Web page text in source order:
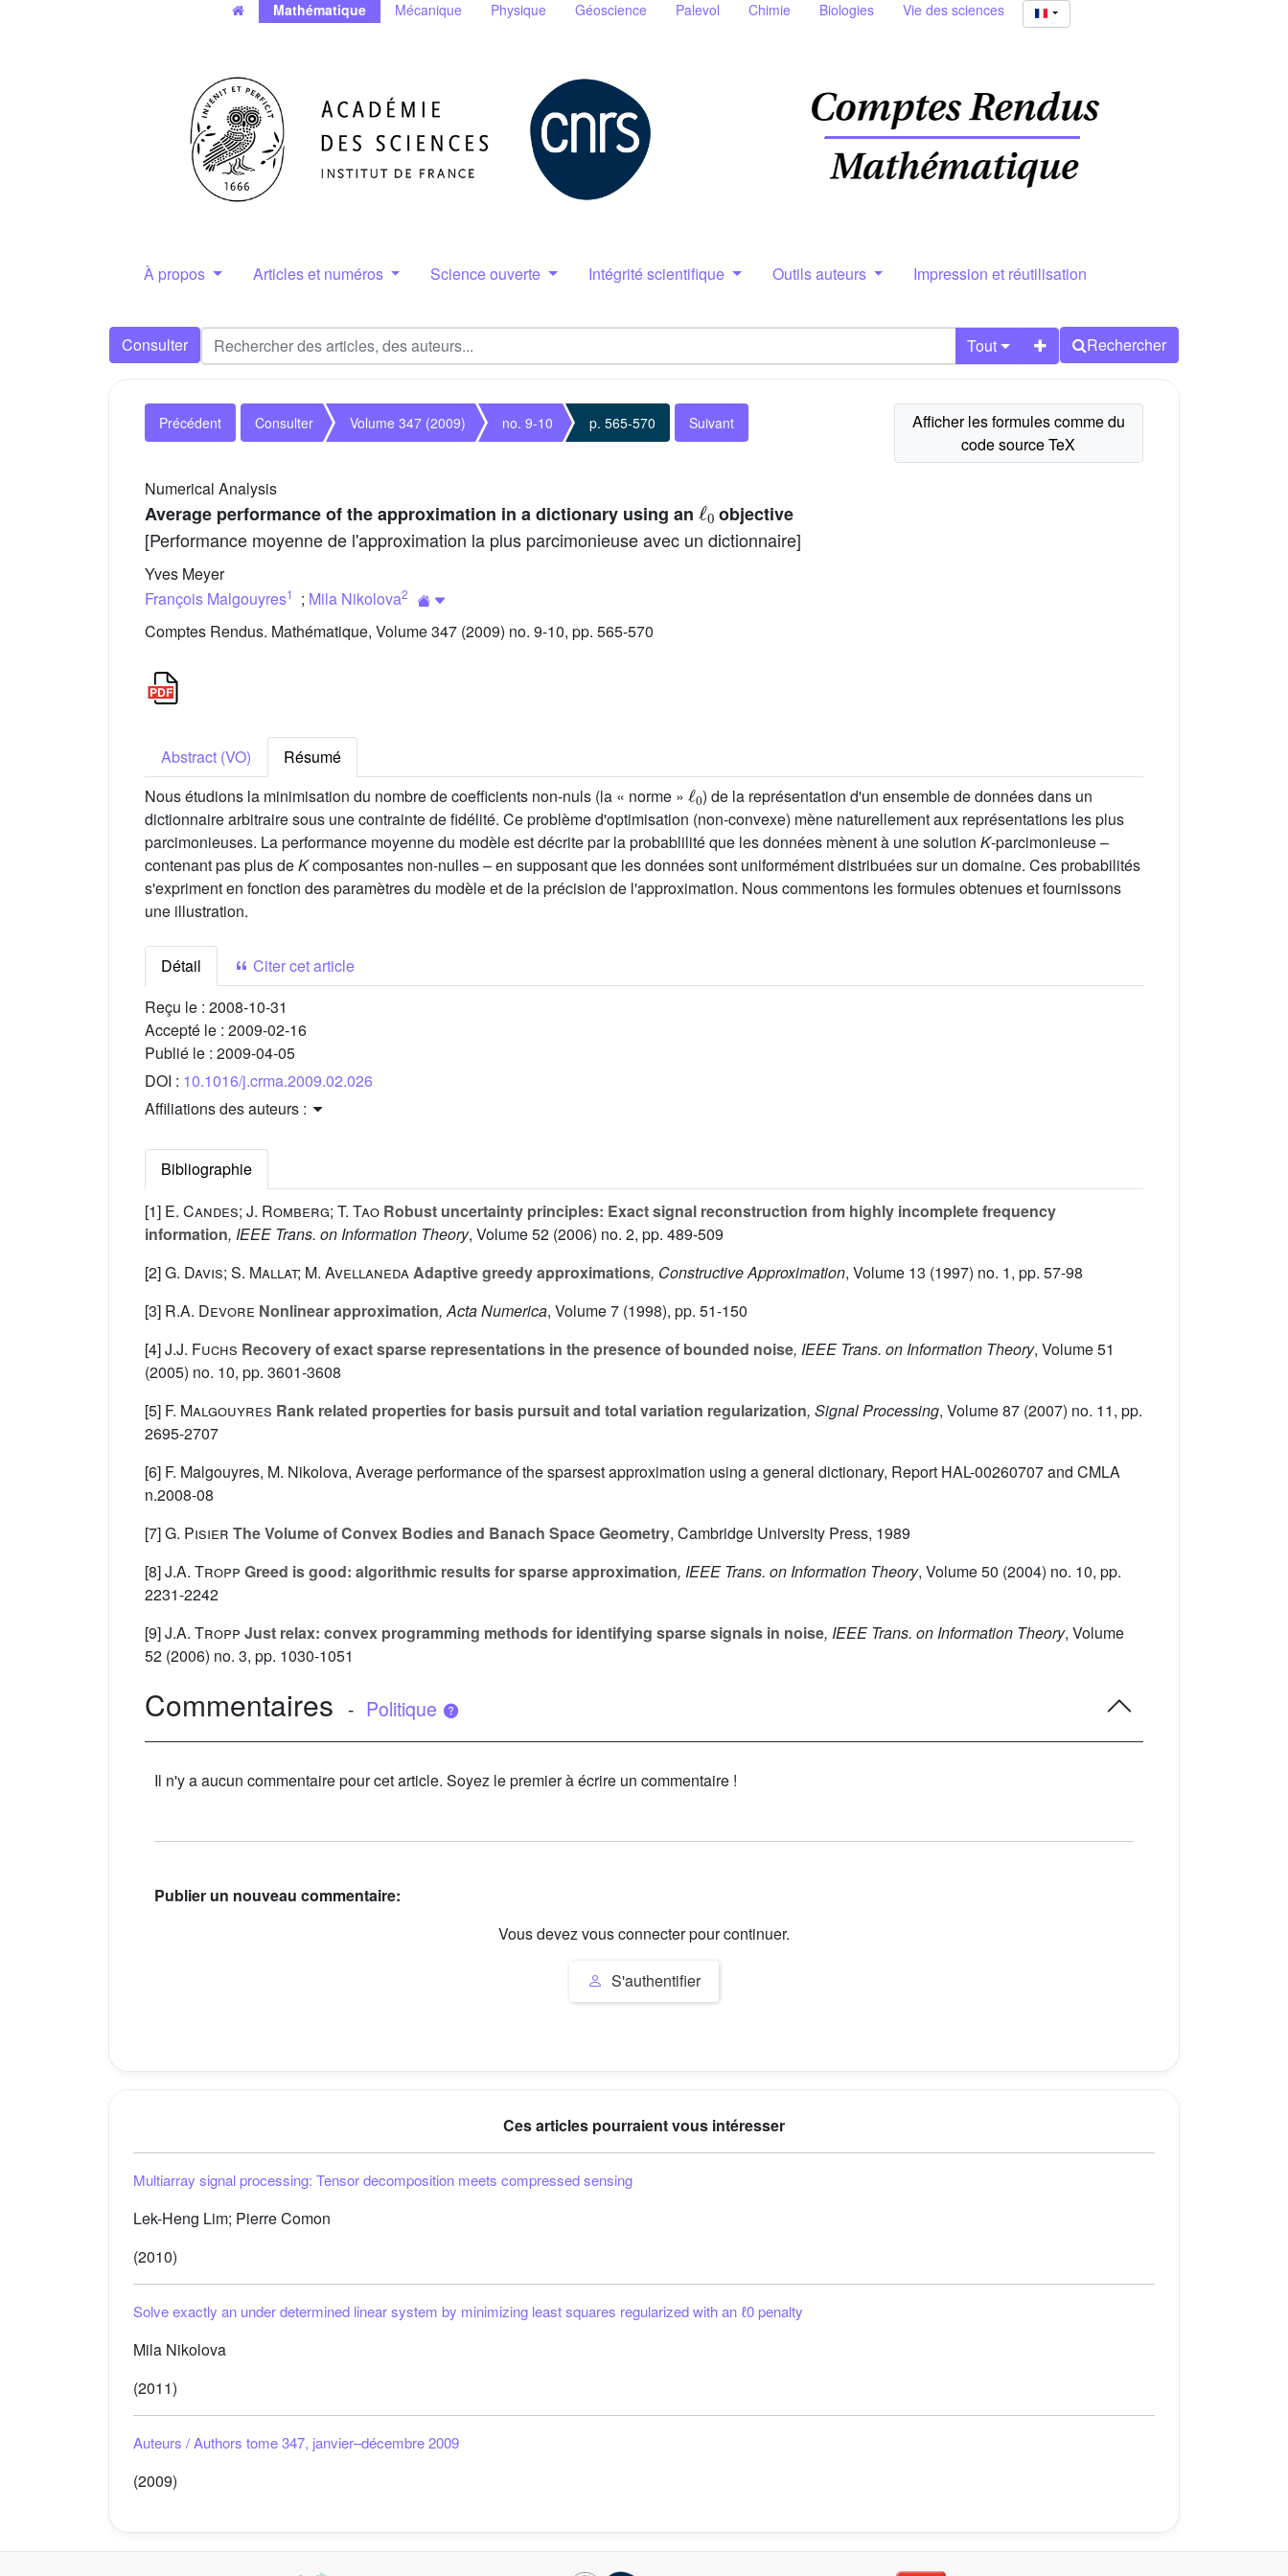
Mathématique Mécanique Physique Géoscience Palevol Chimie Biologies Vie des sciences
À propos Articles et numéros Science ouverte Intégrité scientifique Outils auteurs Impression et réutilisation
Consulter Tout Rechercher
Précédent Consulter Volume 347 (2009) no. 9-10 p. 565-570 Suivant
Numerical Analysis
Average performance of the approximation in a dictionary using an
objective
[Performance moyenne de l'approximation la plus parcimonieuse avec un dictionnaire]
Yves Meyer
François Malgouyres1 ; Mila Nikolova2
Comptes Rendus. Mathématique, Volume 347 (2009) no. 9-10, pp. 565-570
Abstract (VO)
Résumé
Nous étudions la minimisation du nombre de coefficients non-nuls (la « norme »
ℓ0
) de la représentation d'un ensemble de données dans un
dictionnaire arbitraire sous une contrainte de fidélité. Ce problème d'optimisation (non-convexe) mène naturellement aux représentations les plus
parcimonieuses. La performance moyenne du modèle est décrite par la probablilité que les données mènent à une solution K-parcimonieuse –
contenant pas plus deKcomposantes non-nulles – en supposant que les données sont uniformément distribuées sur un domaine. Ces probabilités
s'expriment en fonction des paramètres du modèle et de la précision de l'approximation. Nous commentons les formules obtenues et fournissons
une illustration.
Détail
Citer cet article
Reçu le : 2008-10-31
Accepté le : 2009-02-16
Publié le : 2009-04-05
DOI : 10.1016/j.crma.2009.02.026
Affiliations des auteurs :
Bibliographie
[1] E. Candes; J. Romberg; T. Tao Robust uncertainty principles: Exact signal reconstruction from highly incomplete frequency
information, IEEE Trans. on Information Theory, Volume 52 (2006) no. 2, pp. 489-509
[2]G. Davis; S. Mallat; M. AvellanedaAdaptive greedy approximations, Constructive Approximation, Volume 13 (1997) no. 1, pp. 57-98
[3] R.A. Devore Nonlinear approximation, Acta Numerica, Volume 7 (1998), pp. 51-150
[4]J.J. Fuchs Recovery of exact sparse representations in the presence of bounded noise, IEEE Trans. on Information Theory, Volume 51
(2005) no. 10, pp. 3601-3608
[5] F. Malgouyres Rank related properties for basis pursuit and total variation regularization, Signal Processing, Volume 87 (2007) no. 11, pp.
2695-2707
[6] F. Malgouyres, M. Nikolova, Average performance of the sparsest approximation using a general dictionary, Report HAL-00260707 and CMLA
n.2008-08
[7]G. Pisier The Volume of Convex Bodies and Banach Space Geometry, Cambridge University Press, 1989
[8]J.A. Tropp Greed is good: algorithmic results for sparse approximation, IEEE Trans. on Information Theory, Volume 50 (2004) no. 10, pp.
2231-2242
[9]J.A. Tropp Just relax: convex programming methods for identifying sparse signals in noise, IEEE Trans. on Information Theory, Volume
52 (2006) no. 3, pp. 1030-1051
Commentaires - Politique
Il n'y a aucun commentaire pour cet article. Soyez le premier à écrire un commentaire !
Publier un nouveau commentaire:
Vous devez vous connecter pour continuer.
S'authentifier
Ces articles pourraient vous intéresser
Multiarray signal processing: Tensor decomposition meets compressed sensing
Lek-Heng Lim; Pierre Comon
(2010)
Solve exactly an under determined linear system by minimizing least squares regularized with anℓ0penalty
Mila Nikolova
(2011)
Auteurs / Authors tome 347, janvier–décembre 2009
(2009)